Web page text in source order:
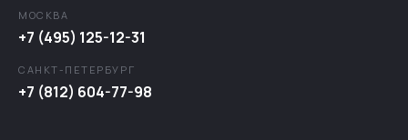
МОСКВА
+7 (495) 125-12-31
САНКТ-ПЕТЕРБУРГ
+7 (812) 604-77-98